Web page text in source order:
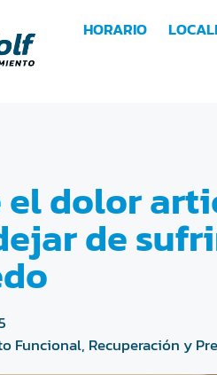
HORARIO
el dolor
de
Funcional, Recuperación y